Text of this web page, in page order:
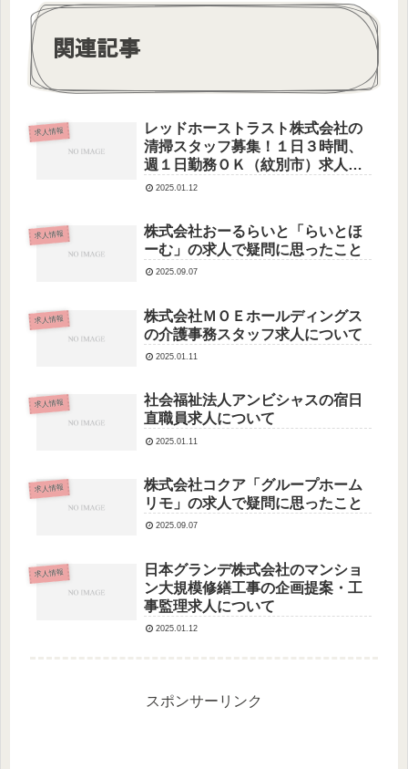
関連記事
求人情報
レッドホーストラスト株式会社の
清掃スタッフ募集！１日３時間、
週１日勤務ＯＫ（紋別市）求人に
ついて
2025.01.12
求人情報
株式会社おーるらいと「らいとほ
ーむ」の求人で疑問に思ったこと
2025.09.07
求人情報
株式会社ＭＯＥホールディングス
の介護事務スタッフ求人について
2025.01.11
求人情報
社会福祉法人アンビシャスの宿日
直職員求人について
2025.01.11
求人情報
株式会社コクア「グループホーム
リモ」の求人で疑問に思ったこと
2025.09.07
求人情報
日本グランデ株式会社のマンショ
ン大規模修繕工事の企画提案・工
事監理求人について
2025.01.12
スポンサーリンク